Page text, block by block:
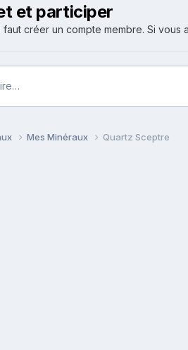
et participer
créer un compte membre. Si vous
Mes Minéraux Quartz Sceptre